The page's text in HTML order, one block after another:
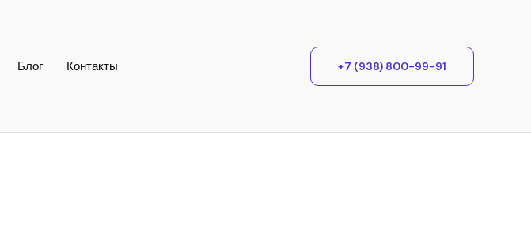
Блог Контакты +7 (938) 800-99-91